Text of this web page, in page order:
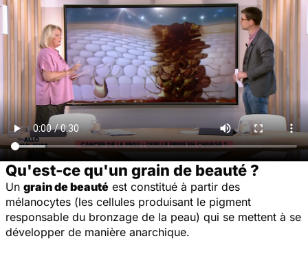
Qu'est-ce qu'un grain de beauté ?
Un grain de beauté est constitué à partir des
mélanocytes (les cellules produisant le pigment
responsable du bronzage de la peau) qui se mettent à se
développer de manière anarchique.